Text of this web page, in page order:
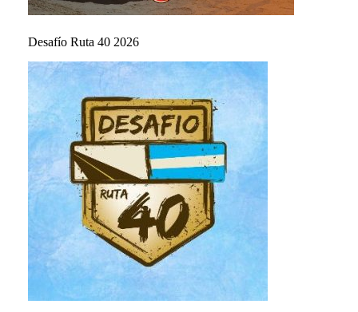
Desafío Ruta 40 2026